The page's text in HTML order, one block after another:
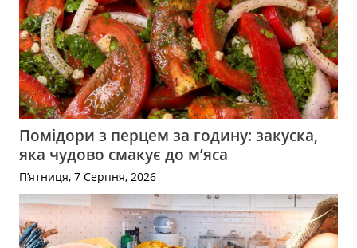
Помідори з перцем за годину: закуска,
яка чудово смакує до м’яса
П’ятниця, 7 Серпня, 2026